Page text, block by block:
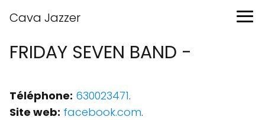
Cava Jazzer
FRIDAY SEVEN BAND -
Téléphone: 630023471.
Site web: facebook.com.